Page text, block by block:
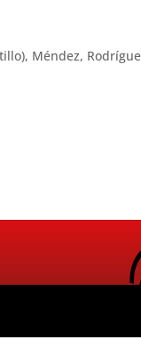
Méndez,
Radio Ritmo 98.5FM